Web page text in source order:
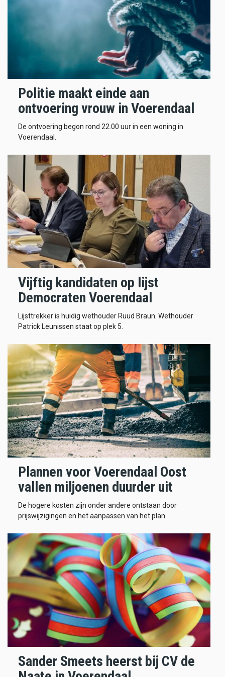
Politie maakt einde aan
ontvoering vrouw in Voerendaal
De ontvoering begon rond 22.00 uur in een woning in
Voerendaal.
Vijftig kandidaten op lijst
Democraten Voerendaal
Lijsttrekker is huidig wethouder Ruud Braun. Wethouder
Patrick Leunissen staat op plek 5.
Plannen voor Voerendaal Oost
vallen miljoenen duurder uit
De hogere kosten zijn onder andere ontstaan door
prijswijzigingen en het aanpassen van het plan.
Sander Smeets heerst bij CV de